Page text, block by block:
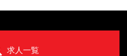
求人一覧